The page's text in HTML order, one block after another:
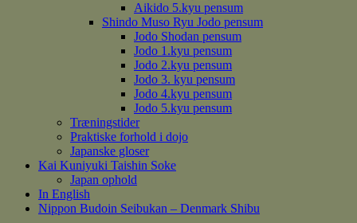
Aikido 5.kyu pensum
Shindo Muso Ryu Jodo pensum
Jodo Shodan pensum
Jodo 1.kyu pensum
Jodo 2.kyu pensum
Jodo 3. kyu pensum
Jodo 4.kyu pensum
Jodo 5.kyu pensum
Træningstider
Praktiske forhold i dojo
Japanske gloser
Kai Kuniyuki Taishin Soke
Japan ophold
In English
Nippon Budoin Seibukan – Denmark Shibu